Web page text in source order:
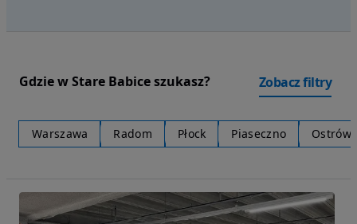
Gdzie w Stare Babice szukasz? Zobacz filtry
Warszawa Radom Płock Piaseczno Ostrów